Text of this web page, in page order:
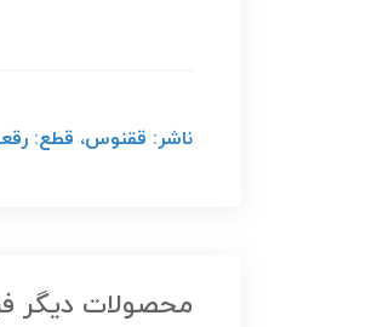
ناشر: ققنوس، قطع: رقعی،
محصولات دیگر